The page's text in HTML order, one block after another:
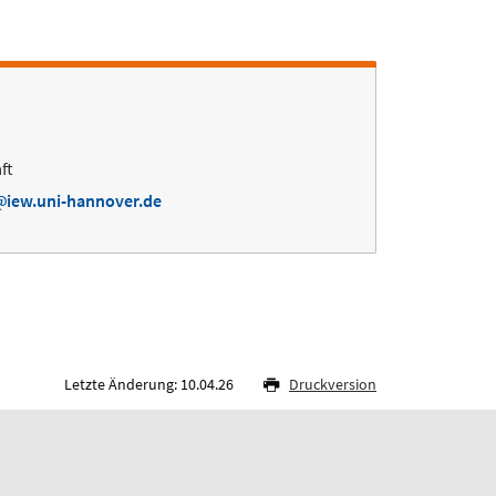
iew.uni-hannover.de
Letzte Änderung: 10.04.26 Druckversion